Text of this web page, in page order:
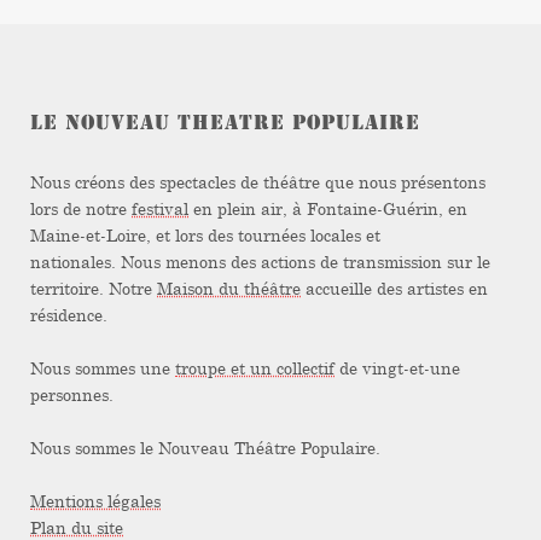
LE NOUVEAU THEATRE POPULAIRE
Nous créons des spectacles de théâtre que nous présentons
lors de notre festival en plein air, à Fontaine-Guérin, en
Maine-et-Loire, et lors des tournées locales et
nationales. Nous menons des actions de transmission sur le
territoire. Notre Maison du théâtre accueille des artistes en
résidence.
Nous sommes une troupe et un collectifde vingt-et-une
personnes.
Nous sommes le Nouveau Théâtre Populaire.
Mentions légales
Plan du site